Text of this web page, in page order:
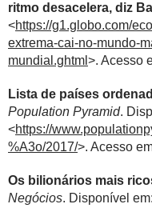
ritmo desacelera, diz
<https://g1.globo.com/
extrema-cai-no-mundo-
mundial.ghtml >. Acesso
Lista de países
Population Pyramid.
<https://
%A3o/2017/>. Acesso
Os bilionários mais
Negócios. Disponível em: